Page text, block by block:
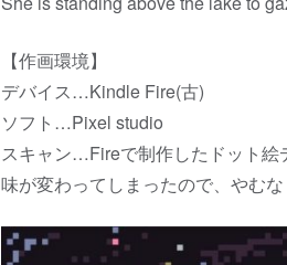
【作画環境】
デバイス…Kindle Fire(古)
ソフト…Pixel studio
スキャン…Fireで制作したドット絵
味が変わってしまったので、やむ